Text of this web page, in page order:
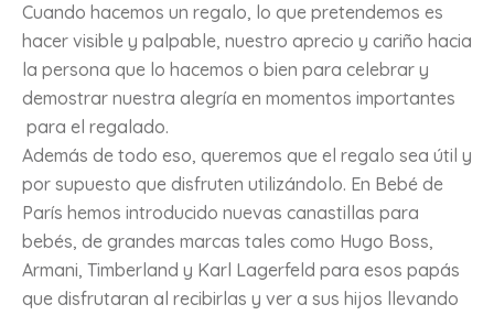
Cuando hacemos un regalo, lo que pretendemos es
hacer visible y palpable, nuestro aprecio y cariño hacia
la persona que lo hacemos o bien para celebrar y
demostrar nuestra alegría en momentos importantes
para el regalado.
Además de todo eso, queremos que el regalo sea útil y
por supuesto que disfruten utilizándolo. En Bebé de
París hemos introducido nuevas canastillas para
bebés, de grandes marcas tales como Hugo Boss,
Armani, Timberland y Karl Lagerfeld para esos papás
que disfrutaran al recibirlas y ver a sus hijos llevando